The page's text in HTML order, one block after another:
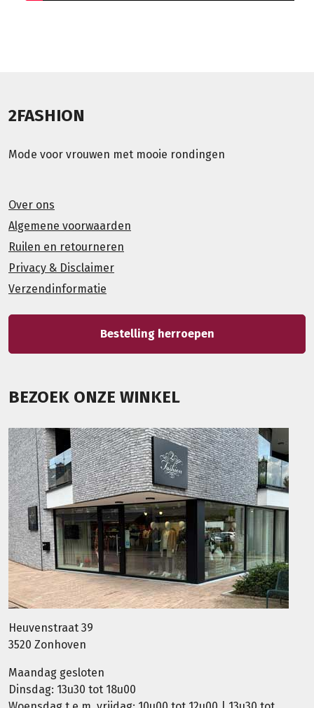
2FASHION
Mode voor vrouwen met mooie rondingen
Over ons
Algemene voorwaarden
Ruilen en retourneren
Privacy & Disclaimer
Verzendinformatie
Bestelling herroepen
BEZOEK ONZE WINKEL
Heuvenstraat 39
3520 Zonhoven
Maandag gesloten
Dinsdag: 13u30 tot 18u00